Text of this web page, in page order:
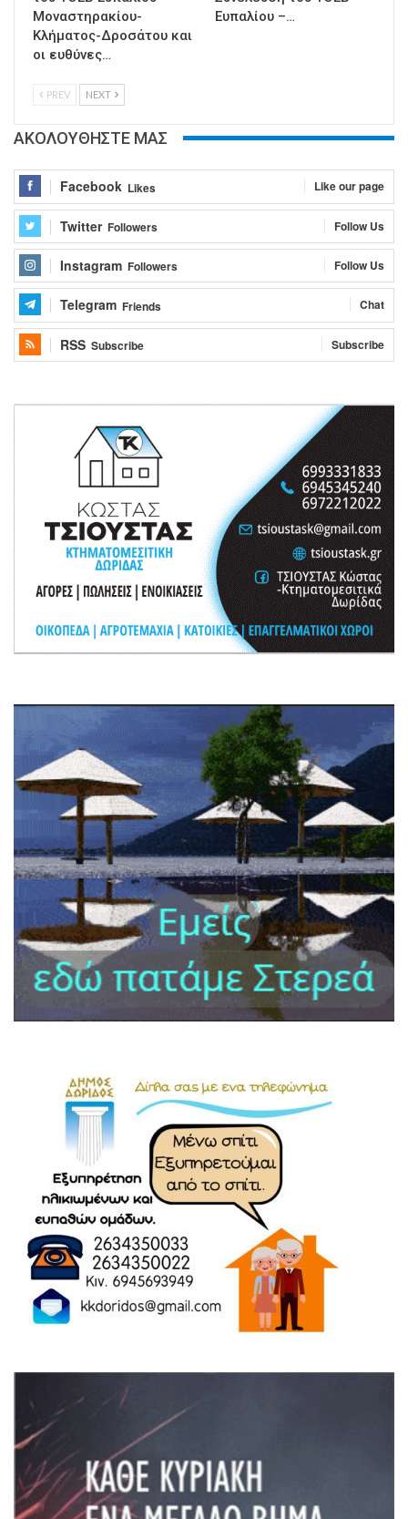
Μοναστηρακίου-
Κλήματος-Δροσάτου και
οι ευθύνες…
Ευπαλίου –…
PREV NEXT
ΑΚΟΛΟΥΘΗΣΤΕ ΜΑΣ
Facebook Likes Like our page
Twitter Followers Follow Us
Instagram Followers Follow Us
Telegram Friends Chat
RSS Subscribe Subscribe